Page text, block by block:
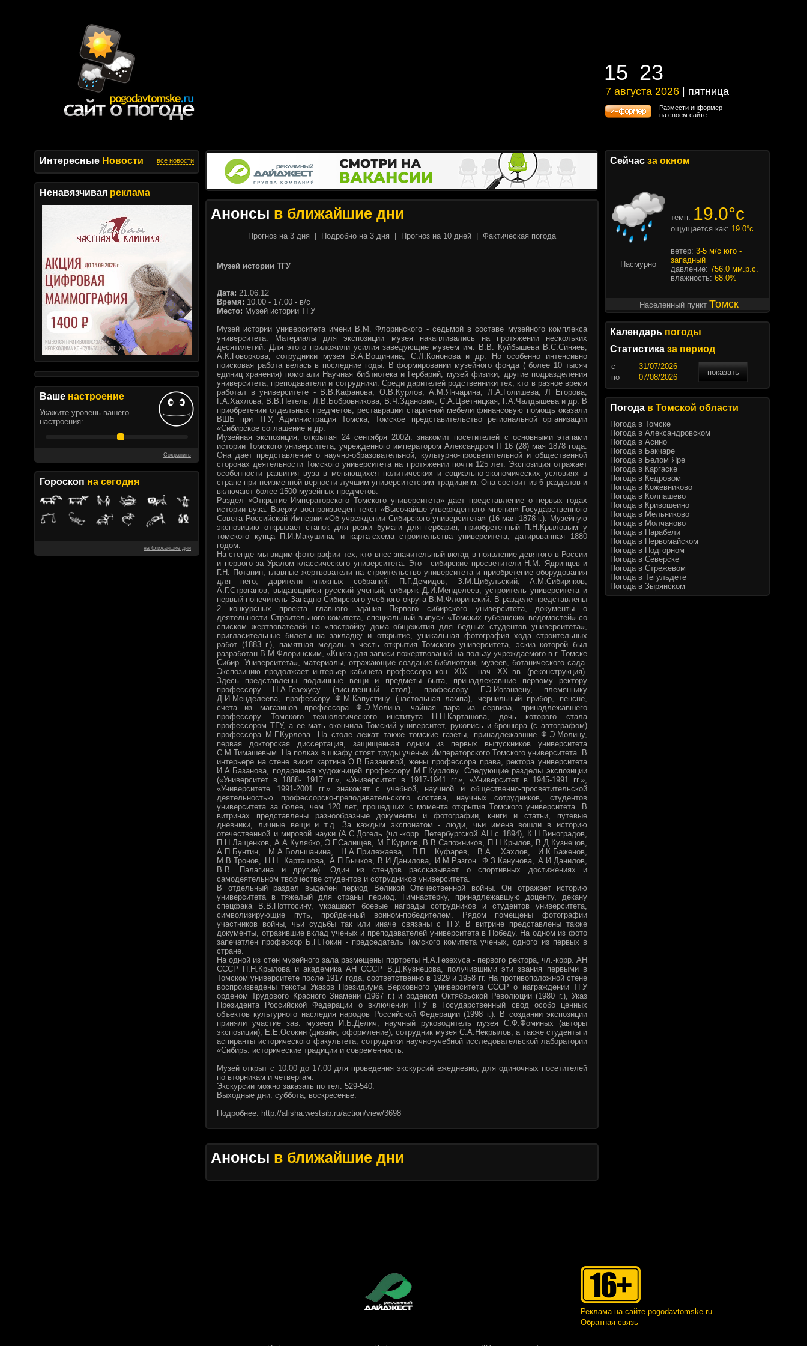
15 23
15 23
7 августа 2026 | пятница
7 августа 2026 | пятница
Размести информер
на своем сайте
Интересные Новости все новости
Ненавязчивая реклама
Ваше настроение
Укажите уровень вашего
настроения:
Сохранить
Гороскоп на сегодня
на ближайшие дни
Анонсы в ближайшие дни
Прогноз на 3 дня Подробно на 3 дня Прогноз на 10 дней Фактическая погода
Музей истории ТГУ
Дата: 21.06.12
Время: 10.00 - 17.00 - в/с
Место: Музей истории ТГУ
Музей истории университета имени В.М. Флоринского - седьмой в составе музейного комплекса
университета. Материалы для экспозиции музея накапливались на протяжении нескольких
десятилетий. Для этого приложили усилия заведующие музеем им. В.В. Куйбышева В.С.Синяев,
А.К.Говоркова, сотрудники музея В.А.Вощинина, С.Л.Кононова и др. Но особенно интенсивно
поисковая работа велась в последние годы. В формировании музейного фонда ( более 10 тысяч
единиц хранения) помогали Научная библиотека и Гербарий, музей физики, другие подразделения
университета, преподаватели и сотрудники. Среди дарителей родственники тех, кто в разное время
работал в университете - В.В.Кафанова, О.В.Курлов, А.М.Янчарина, Л.А.Голишева, Л Егорова,
Г.А.Хахлова, В.В.Петель, Л.В.Бобровникова, В.Ч.Зданович, С.А.Цветницкая, Г.А.Чалдышева и др. В
приобретении отдельных предметов, реставрации старинной мебели финансовую помощь оказали
ВШБ при ТГУ, Администрация Томска, Томское представительство региональной организации
«Сибирское соглашение и др.
Музейная экспозиция, открытая 24 сентября 2002г. знакомит посетителей с основными этапами
истории Томского университета, учрежденного императором Александром II 16 (28) мая 1878 года.
Она дает представление о научно-образовательной, культурно-просветительной и общественной
сторонах деятельности Томского университета на протяжении почти 125 лет. Экспозиция отражает
особенности развития вуза в меняющихся политических и социально-экономических условиях в
стране при неизменной верности лучшим университетским традициям. Она состоит из 6 разделов и
включают более 1500 музейных предметов.
Раздел «Открытие Императорского Томского университета» дает представление о первых годах
истории вуза. Вверху воспроизведен текст «Высочайше утвержденного мнения» Государственного
Совета Российской Империи «Об учреждении Сибирского университета» (16 мая 1878 г.). Музейную
экспозицию открывает станок для резки бумаги для гербария, приобретенный П.Н.Крыловым у
томского купца П.И.Макушина, и карта-схема строительства университета, датированная 1880
годом.
На стенде мы видим фотографии тех, кто внес значительный вклад в появление девятого в России
и первого за Уралом классического университета. Это - сибирские просветители Н.М. Ядринцев и
Г.Н. Потанин; главные жертвователи на строительство университета и приобретение оборудования
для него, дарители книжных собраний: П.Г.Демидов, З.М.Цибульский, A.M.Сибиряков,
А.Г.Строганов; выдающийся русский ученый, сибиряк Д.И.Менделеев; устроитель университета и
первый попечитель Западно-Сибирского учебного округа В.М.Флоринский. В разделе представлены
2 конкурсных проекта главного здания Первого сибирского университета, документы о
деятельности Строительного комитета, специальный выпуск «Томских губернских ведомостей» со
списком жертвователей на «постройку дома общежития для бедных студентов университета»,
пригласительные билеты на закладку и открытие, уникальная фотография хода строительных
работ (1883 г.), памятная медаль в честь открытия Томского университета, эскиз которой был
разработан В.М.Флоринским, «Книга для записи пожертвований на пользу учреждаемого в г. Томске
Сибир. Университета», материалы, отражающие создание библиотеки, музеев, ботанического сада.
Экспозицию продолжает интерьер кабинета профессора кон. XIX - нач. XX вв. (реконструкция).
Здесь представлены подлинные вещи и предметы быта, принадлежавшие первому ректору
профессору Н.А.Гезехусу (письменный стол), профессору Г.Э.Иоганзену, племяннику
Д.И.Менделеева, профессору Ф.М.Капустину (настольная лампа), чернильный прибор, пенсне,
счета из магазинов профессора Ф.Э.Молина, чайная пара из сервиза, принадлежавшего
профессору Томского технологического института Н.Н.Карташова, дочь которого стала
профессором ТГУ, а ее мать окончила Томский университет, рукопись и брошюра (с автографом)
профессора М.Г.Курлова. На столе лежат также томские газеты, принадлежавшие Ф.Э.Молину,
первая докторская диссертация, защищенная одним из первых выпускников университета
С.М.Тимашевым. На полках в шкафу стоят труды ученых Императорского Томского университета. В
интерьере на стене висит картина О.В.Базановой, жены профессора права, ректора университета
И.А.Базанова, подаренная художницей профессору М.Г.Курлову. Следующие разделы экспозиции
(«Университет в 1888- 1917 гг.», «Университет в 1917-1941 гг.», «Университет в 1945-1991 гг.»,
«Университете 1991-2001 гг.» знакомят с учебной, научной и общественно-просветительской
деятельностью профессорско-преподавательского состава, научных сотрудников, студентов
университета за более, чем 120 лет, прошедших с момента открытия Томского университета. В
витринах представлены разнообразные документы и фотографии, книги и статьи, путевые
дневники, личные вещи и т.д. За каждым экспонатом - люди, чьи имена вошли в историю
отечественной и мировой науки (А.С.Догель (чл.-корр. Петербургской АН с 1894), К.Н.Виноградов,
П.Н.Лащенков, А.А.Кулябко, Э.Г.Салищев, М.Г.Курлов, В.В.Сапожников, П.Н.Крылов, В.Д.Кузнецов,
А.П.Бунтин, М.А.Большанина, Н.А.Прилежаева, П.П. Куфарев, В.А. Хахлов, И.К.Баженов,
М.В.Тронов, Н.Н. Карташова, А.П.Бычков, В.И.Данилова, И.М.Разгон. Ф.З.Канунова, А.И.Данилов,
В.В. Палагина и другие). Один из стендов рассказывает о спортивных достижениях и
самодеятельном творчестве студентов и сотрудников университета.
В отдельный раздел выделен период Великой Отечественной войны. Он отражает историю
университета в тяжелый для страны период. Гимнастерку, принадлежавшую доценту, декану
спецфака В.В.Поттосину, украшают боевые награды сотрудников и студентов университета,
символизирующие путь, пройденный воином-победителем. Рядом помещены фотографии
участников войны, чьи судьбы так или иначе связаны с ТГУ. В витрине представлены также
документы, отразившие вклад ученых и преподавателей университета в Победу. На одном из фото
запечатлен профессор Б.П.Токин - председатель Томского комитета ученых, одного из первых в
стране.
На одной из стен музейного зала размещены портреты Н.А.Гезехуса - первого ректора, чл.-корр. АН
СССР П.Н.Крылова и академика АН СССР В.Д.Кузнецова, получившими эти звания первыми в
Томском университете после 1917 года, соответственно в 1929 и 1958 гг. На противоположной стене
воспроизведены тексты Указов Президиума Верховного университета СССР о награждении ТГУ
орденом Трудового Красного Знамени (1967 г.) и орденом Октябрьской Революции (1980 г.), Указ
Президента Российской Федерации о включении ТГУ в Государственный свод особо ценных
объектов культурного наследия народов Российской Федерации (1998 г.). В создании экспозиции
приняли участие зав. музеем И.Б.Делич, научный руководитель музея С.Ф.Фоминых (авторы
экспозиции), Е.Е.Осокин (дизайн, оформление), сотрудник музея С.А.Некрылов, а также студенты и
аспиранты исторического факультета, сотрудники научно-учебной исследовательской лаборатории
«Сибирь: исторические традиции и современность.
Музей открыт с 10.00 до 17.00 для проведения экскурсий ежедневно, для одиночных посетителей
по вторникам и четвергам.
Экскурсии можно заказать по тел. 529-540.
Выходные дни: суббота, воскресенье.
Подробнее: http://afisha.westsib.ru/action/view/3698
Анонсы в ближайшие дни
Сейчас за окном
темп: 19.0°c
ощущается как: 19.0°c
Пасмурно
ветер: 3-5 м/с юго -
западный
давление: 756.0 мм.р.с.
влажность: 68.0%
Населенный пункт Томск
Календарь погоды
Статистика за период
c
показать
по
Погода в Томской области
Погода в Томске
Погода в Александровском
Погода в Асино
Погода в Бакчаре
Погода в Белом Яре
Погода в Каргаске
Погода в Кедровом
Погода в Кожевниково
Погода в Колпашево
Погода в Кривошеино
Погода в Мельниково
Погода в Молчаново
Погода в Парабели
Погода в Первомайском
Погода в Подгорном
Погода в Северске
Погода в Стрежевом
Погода в Тегульдете
Погода в Зырянском
Реклама на сайте pogodavtomske.ru
Обратная связь